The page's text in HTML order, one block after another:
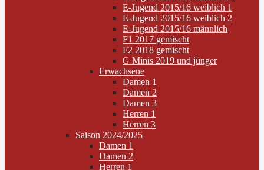
E-Jugend 2015/16 weiblich 1
E-Jugend 2015/16 weiblich 2
E-Jugend 2015/16 männlich
F1 2017 gemischt
F2 2018 gemischt
G Minis 2019 und jünger
Erwachsene
Damen 1
Damen 2
Damen 3
Herren 1
Herren 3
Saison 2024/2025
Damen 1
Damen 2
Herren 1